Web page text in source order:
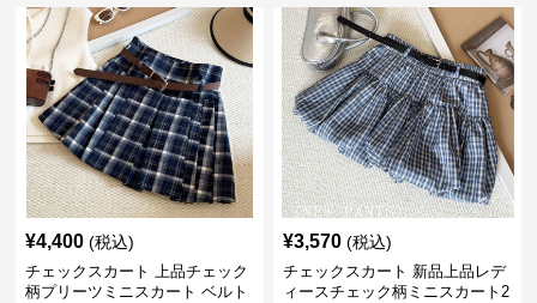
¥4,400 (税込)
チェックスカート 上品チェック
柄プリーツミニスカート ベルト
¥3,570 (税込)
チェックスカート 新品上品レデ
ィースチェック柄ミニスカート2